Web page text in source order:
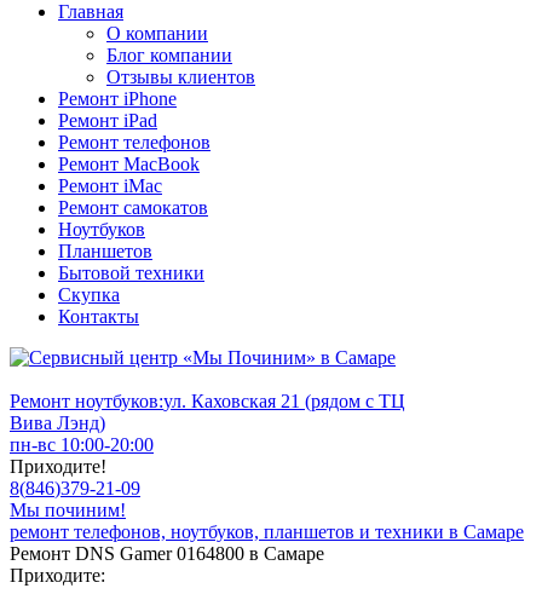
Главная
О компании
Блог компании
Отзывы клиентов
Ремонт iPhone
Ремонт iPad
Ремонт телефонов
Ремонт MacBook
Ремонт iMac
Ремонт самокатов
Ноутбуков
Планшетов
Бытовой техники
Скупка
Контакты
Ремонт ноутбуков:ул. Каховская 21 (рядом с ТЦ
Вива Лэнд)
пн-вс 10:00-20:00
Приходите!
8(846)379-21-09
Мы починим!
ремонт телефонов, ноутбуков, планшетов и техники в Самаре
Ремонт DNS Gamer 0164800 в Самаре
Приходите: